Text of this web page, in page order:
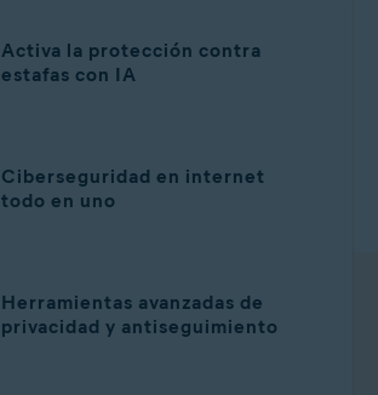
Activa la protección contra
estafas con IA
Ciberseguridad en internet
todo en uno
Herramientas avanzadas de
privacidad y antiseguimiento